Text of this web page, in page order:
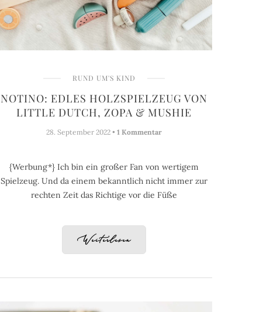
RUND UM'S KIND
NOTINO: EDLES HOLZSPIELZEUG VON
LITTLE DUTCH, ZOPA & MUSHIE
28. September 2022 • 1 Kommentar
{Werbung*} Ich bin ein großer Fan von wertigem
Spielzeug. Und da einem bekanntlich nicht immer zur
rechten Zeit das Richtige vor die Füße
Weiterlesen